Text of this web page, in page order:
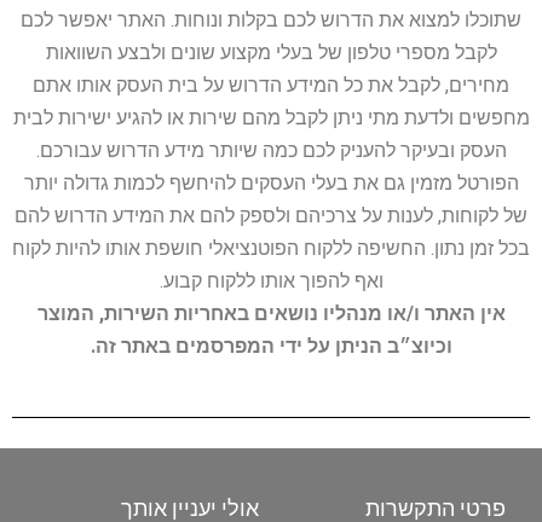
שתוכלו למצוא את הדרוש לכם בקלות ונוחות. האתר יאפשר לכם
לקבל מספרי טלפון של בעלי מקצוע שונים ולבצע השוואות
מחירים, לקבל את כל המידע הדרוש על בית העסק אותו אתם
מחפשים ולדעת מתי ניתן לקבל מהם שירות או להגיע ישירות לבית
העסק ובעיקר להעניק לכם כמה שיותר מידע הדרוש עבורכם.
הפורטל מזמין גם את בעלי העסקים להיחשף לכמות גדולה יותר
של לקוחות, לענות על צרכיהם ולספק להם את המידע הדרוש להם
בכל זמן נתון. החשיפה ללקוח הפוטנציאלי חושפת אותו להיות לקוח
ואף להפוך אותו ללקוח קבוע.
אין האתר ו/או מנהליו נושאים באחריות השירות, המוצר
וכיוצ״ב הניתן על ידי המפרסמים באתר זה.
פרטי התקשרות אולי יעניין אותך